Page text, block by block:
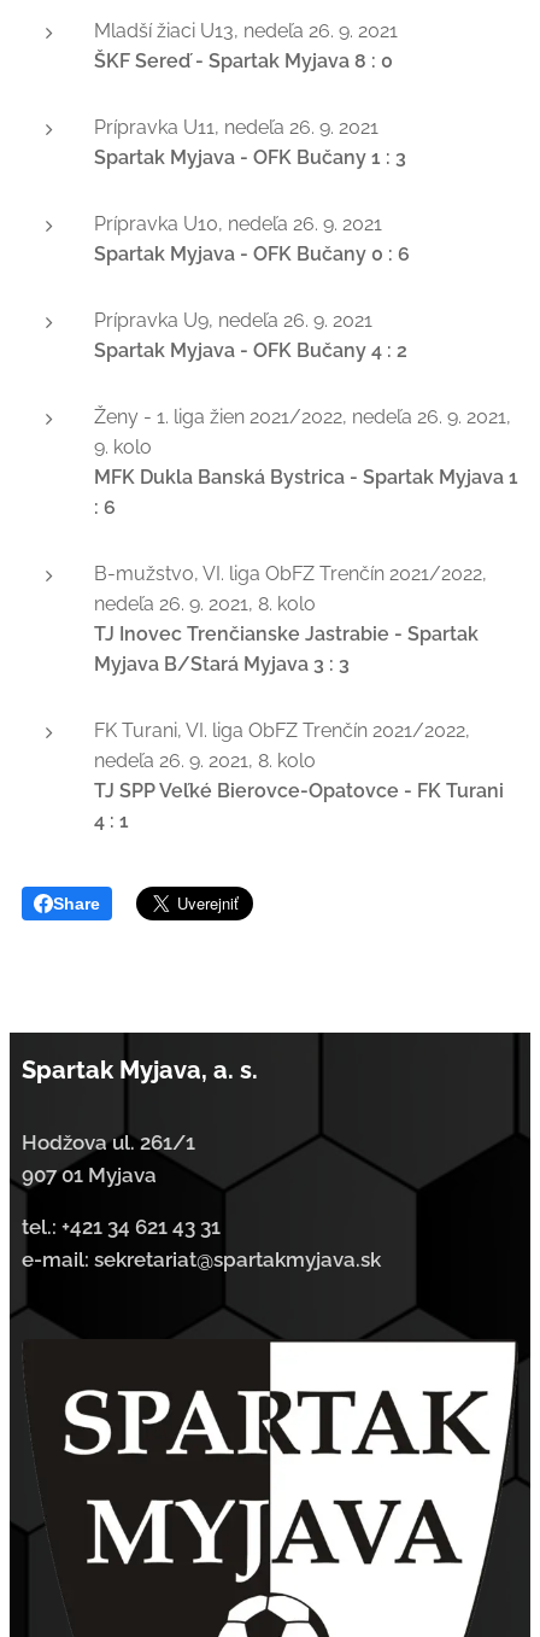
Mladší žiaci U13, nedeľa 26. 9. 2021
ŠKF Sereď - Spartak Myjava 8 : 0
Prípravka U11, nedeľa 26. 9. 2021
Spartak Myjava - OFK Bučany 1 : 3
Prípravka U10, nedeľa 26. 9. 2021
Spartak Myjava - OFK Bučany 0 : 6
Prípravka U9, nedeľa 26. 9. 2021
Spartak Myjava - OFK Bučany 4 : 2
Ženy - 1. liga žien 2021/2022, nedeľa 26. 9. 2021,
9. kolo
MFK Dukla Banská Bystrica - Spartak Myjava 1
: 6
B-mužstvo, VI. liga ObFZ Trenčín 2021/2022,
nedeľa 26. 9. 2021, 8. kolo
TJ Inovec Trenčianske Jastrabie - Spartak
Myjava B/Stará Myjava 3 : 3
FK Turani, VI. liga ObFZ Trenčín 2021/2022,
nedeľa 26. 9. 2021, 8. kolo
TJ SPP Veľké Bierovce-Opatovce - FK Turani
4 : 1
Share
Spartak Myjava, a. s.
Hodžova ul. 261/1
907 01 Myjava
tel.: +421 34 621 43 31
e-mail: sekretariat@spartakmyjava.sk